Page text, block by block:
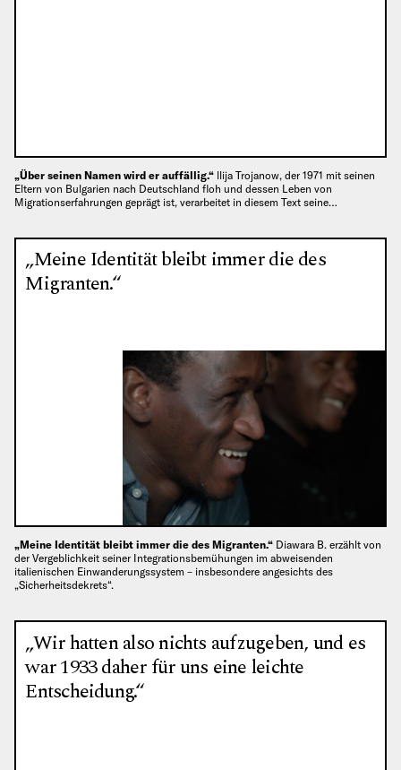
„Über seinen Namen wird er auffällig.“ llija Trojanow, der 1971 mit seinen
Eltern von Bulgarien nach Deutschland floh und dessen Leben von
Migrationserfahrungen geprägt ist, verarbeitet in diesem Text seine…
„Meine Identität bleibt immer die des
Migranten.“
„Meine Identität bleibt immer die des Migranten.“ Diawara B. erzählt von
der Vergeblichkeit seiner Integrationsbemühungen im abweisenden
italienischen Einwanderungssystem – insbesondere angesichts des
„Sicherheitsdekrets“.
„Wir hatten also nichts aufzugeben, und es
war 1933 daher für uns eine leichte
Entscheidung.“